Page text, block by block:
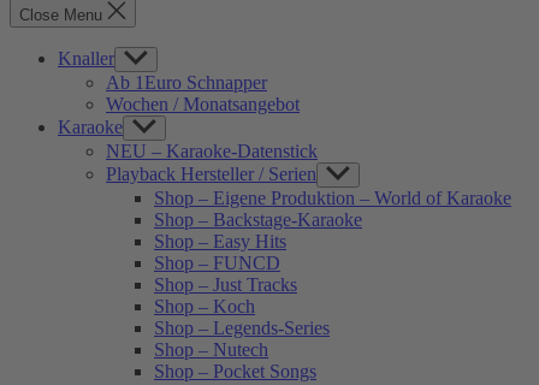
Close Menu
Knaller Show
sub
menu
Ab 1Euro Schnapper
Wochen / Monatsangebot
Karaoke Show
sub
menu
NEU – Karaoke-Datenstick
Playback Hersteller / Serien Show
sub
menu
Shop – Eigene Produktion – World of Karaoke
Shop – Backstage-Karaoke
Shop – Easy Hits
Shop – FUNCD
Shop – Just Tracks
Shop – Koch
Shop – Legends-Series
Shop – Nutech
Shop – Pocket Songs